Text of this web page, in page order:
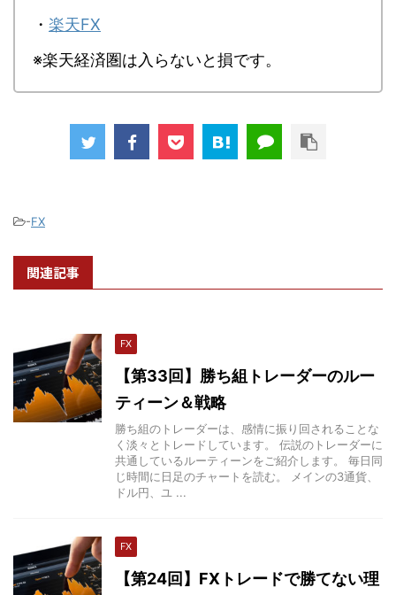
・ 楽天FX
※楽天経済圏は入らないと損です。
-FX
関連記事
FX
【第33回】勝ち組トレーダーのルー
ティーン＆戦略
勝ち組のトレーダーは、感情に振り回されることな
く淡々とトレードしています。 伝説のトレーダーに
共通しているルーティーンをご紹介します。 毎日同
じ時間に日足のチャートを読む。 メインの3通貨、
ドル円、ユ ...
FX
【第24回】FXトレードで勝てない理